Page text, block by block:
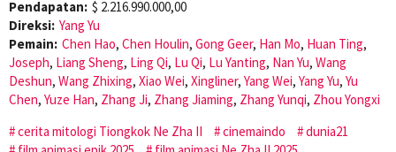
Pendapatan: $ 2.216.990.000,00
Direksi: Yang Yu
Pemain: Chen Hao, Chen Houlin, Gong Geer, Han Mo, Huan Ting,
Joseph, Liang Sheng, Ling Qi, Lu Qi, Lu Yanting, Nan Yu, Wang
Deshun, Wang Zhixing, Xiao Wei, Xingliner, Yang Wei, Yang Yu, Yu
Chen, Yuze Han, Zhang Ji, Zhang Jiaming, Zhang Yunqi, Zhou Yongxi
cerita mitologi Tiongkok Ne Zha II
cinemaindo
dunia21